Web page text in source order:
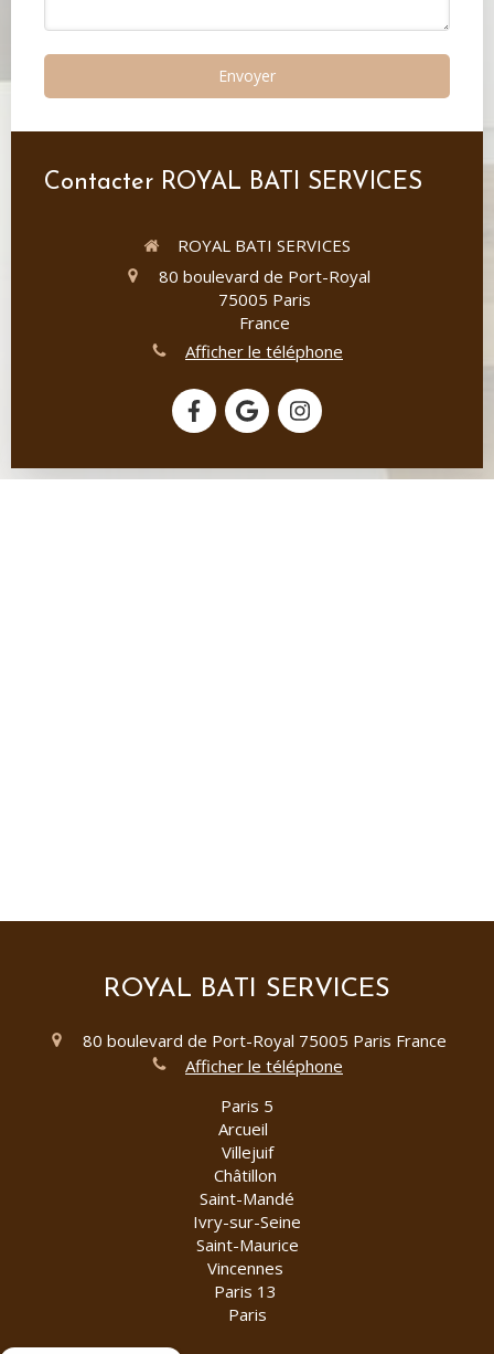
Envoyer
Contacter ROYAL BATI SERVICES
ROYAL BATI SERVICES
80 boulevard de Port-Royal
75005 Paris
France
Afficher le téléphone
ROYAL BATI SERVICES
80 boulevard de Port-Royal 75005 Paris France
Afficher le téléphone
Paris 5
Arcueil
Villejuif
Châtillon
Saint-Mandé
Ivry-sur-Seine
Saint-Maurice
Vincennes
Paris 13
Paris